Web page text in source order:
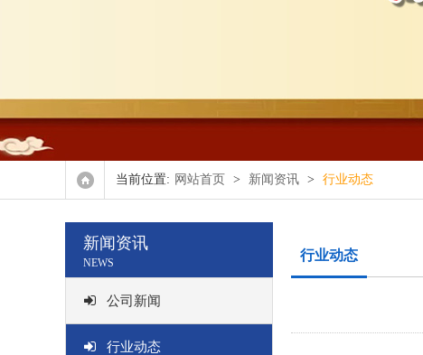
当前位置: 网站首页 > 新闻资讯 > 行业动态
新闻资讯
NEWS
公司新闻
行业动态
行业动态